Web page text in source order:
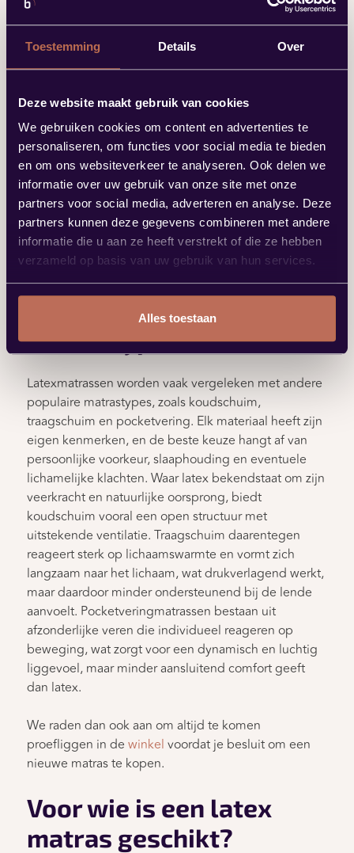
Toestemming Details Over
Deze website maakt gebruik van cookies
We gebruiken cookies om content en advertenties te
personaliseren, om functies voor social media te bieden
en om ons websiteverkeer te analyseren. Ook delen we
informatie over uw gebruik van onze site met onze
partners voor social media, adverteren en analyse. Deze
partners kunnen deze gegevens combineren met andere
informatie die u aan ze heeft verstrekt of die ze hebben
verzameld op basis van uw gebruik van hun services.
Alles toestaan
regelmatig wil omdraaien of schoonmaken, is dat iets
om rekening mee te houden. Een ander
aandachtspunt is de gevoeligheid voor zonlicht.
Latex kan uitdrogen of verkleuren bij langdurige
blootstelling aan fel daglicht, dus het is belangrijk
om het matras niet direct voor een raam of onder een
dakraam te plaatsen.
Tevens kan een nieuw latexmatras in het begin een
lichte geur afgeven. Die verdwijnt meestal vanzelf
binnen een paar uur tot dagen, maar niet iedereen
vindt die geur prettig. Het is dus goed om daar
vooraf van op de hoogte te zijn, zodat het geen
verrassing is bij de levering.
Latex versus andere
matrastypes
Latexmatrassen worden vaak vergeleken met andere
populaire matrastypes, zoals koudschuim,
traagschuim en pocketvering. Elk materiaal heeft zijn
eigen kenmerken, en de beste keuze hangt af van
persoonlijke voorkeur, slaaphouding en eventuele
lichamelijke klachten. Waar latex bekendstaat om zijn
veerkracht en natuurlijke oorsprong, biedt
koudschuim vooral een open structuur met
uitstekende ventilatie. Traagschuim daarentegen
reageert sterk op lichaamswarmte en vormt zich
langzaam naar het lichaam, wat drukverlagend werkt,
maar daardoor minder ondersteunend bij de lende
aanvoelt. Pocketveringmatrassen bestaan uit
afzonderlijke veren die individueel reageren op
beweging, wat zorgt voor een dynamisch en luchtig
liggevoel, maar minder aansluitend comfort geeft
dan latex.
We raden dan ook aan om altijd te komen
proefliggen in dewinkel voordat je besluit om een
nieuwe matras te kopen.
Voor wie is een latex
matras geschikt?